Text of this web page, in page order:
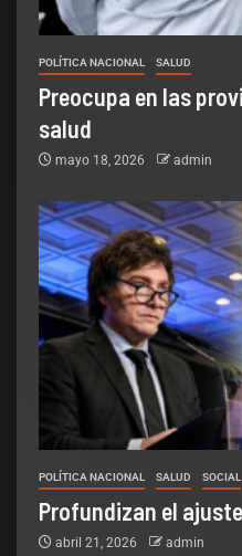
POLÍTICA NACIONAL SALUD
Preocupa en las
salud
mayo 18, 2026 admin
POLÍTICA NACIONAL SALUD SOCIAL
Profundizan el
abril 21, 2026 admin